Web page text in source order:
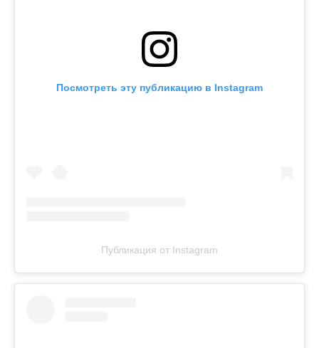
Посмотреть эту публикацию в Instagram
Публикация от Instagram